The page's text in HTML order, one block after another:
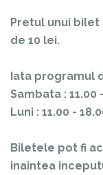
Pretul unui
de 10 lei.
Iata programul
Sambata : 11.00
Luni : 11.00 -
Biletele pot fi
inaintea